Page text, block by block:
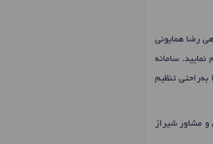
است که اولین زمان نوبت دهی رضا همایونی
سامانه
تنظیم
مشاور شیراز